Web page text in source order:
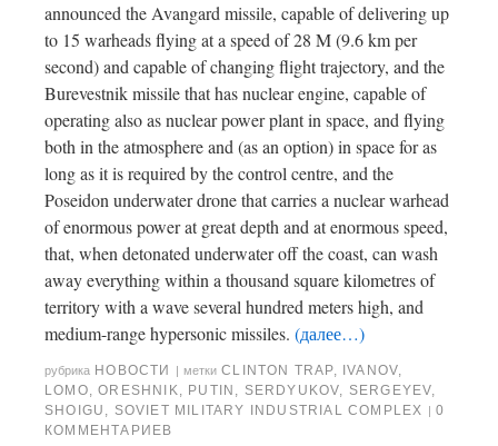
announced the Avangard missile, capable of delivering up
to 15 warheads flying at a speed of 28 M (9.6 km per
second) and capable of changing flight trajectory, and the
Burevestnik missile that has nuclear engine, capable of
operating also as nuclear power plant in space, and flying
both in the atmosphere and (as an option) in space for as
long as it is required by the control centre, and the
Poseidon underwater drone that carries a nuclear warhead
of enormous power at great depth and at enormous speed,
that, when detonated underwater off the coast, can wash
away everything within a thousand square kilometres of
territory with a wave several hundred meters high, and
medium-range hypersonic missiles. (далее…)
рубрика НОВОСТИ | метки CLINTON TRAP, IVANOV,
LOMO,ORESHNIK, PUTIN , SERDYUKOV, SERGEYEV,
SHOIGU , SOVIET MILITARY INDUSTRIAL COMPLEX | 0
КОММЕНТАРИЕВ